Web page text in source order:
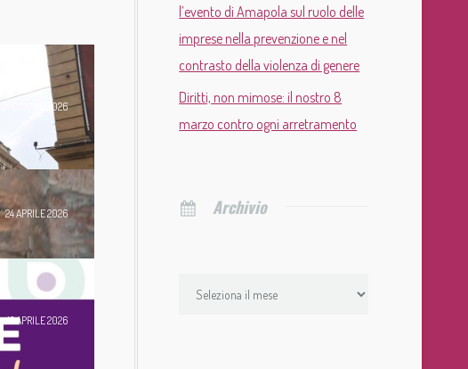
24 GIUGNO 2026
24 APRILE 2026
13 APRILE 2026
l’evento di Amapola sul ruolo delle
imprese nella prevenzione e nel
contrasto della violenza di genere
Diritti, non mimose: il nostro 8
marzo contro ogni arretramento
Archivio